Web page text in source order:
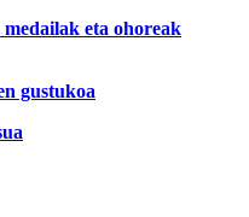
eta ohoreak
gustukoa